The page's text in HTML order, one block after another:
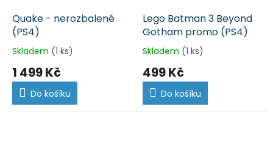
Quake - nerozbalené
(PS4)
Skladem (1 ks)
1 499 Kč
Do košíku
Lego Batman 3 Beyond
Gotham promo (PS4)
Skladem (1 ks)
499 Kč
Do košíku